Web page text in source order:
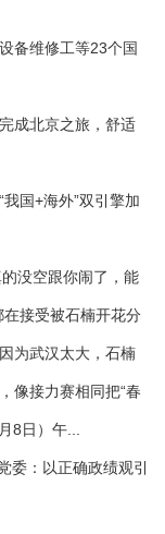
备维修工等23个国
成北京之旅，舒适
国+海外”双引擎加
没空跟你闹了，能
接受被石楠开花分
为武汉太大，石楠
像接力赛相同把“春
8日）午...
：以正确政绩观引